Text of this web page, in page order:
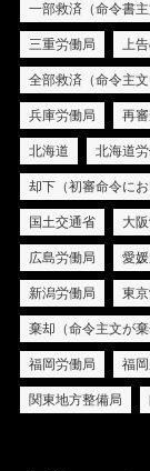
一部救済（命令書
三重労働局 上
全部救済（命令主
兵庫労働局 再
北海道 北海道
却下（初審命令に
国土交通省 大
広島労働局 愛
新潟労働局 東
棄却（命令主文が
福岡労働局 福
関東地方整備局